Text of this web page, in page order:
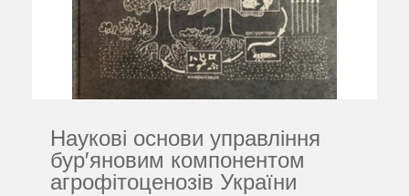
Наукові основи управління
бур'яновим компонентом
агрофітоценозів України